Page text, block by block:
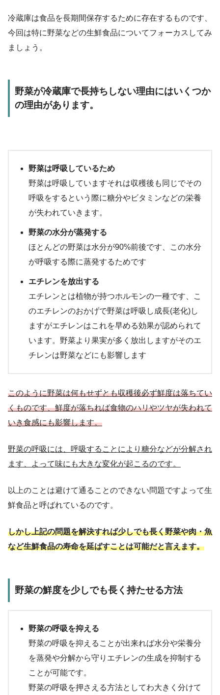
冷蔵庫は食品を長期間保存するために存在するものです、
今回は特に野菜などの生鮮食品についてフォーカスしてみ
ましょう。
野菜が冷蔵庫で長持ちしない理由にはいくつか
の理由があります。
野菜は呼吸しているため
野菜は呼吸していますそれは収穫後も同じでその
呼吸をするという際に糖分やビタミンなどの栄養
が失われていきます。
野菜の水分が蒸発する
ほとんどの野菜は水分が90%前後です、この水分
が呼吸する際に蒸発するためです
エチレンを放出する
エチレンとは植物が持つホルモンの一種です、こ
のエチレンのおかげで野菜は呼吸し成長(老化)し
ますがエチレンはこれを早める効果が認められて
います。野菜より果実が多く放出しますがそのエ
チレンは野菜などにも影響します
このように野菜は何もせずとも収穫後必ず鮮度は落ちてい
くものです、鮮度が落ちれば食物のハリやツヤが失われて
いき食感にも影響します。
野菜の呼吸には、呼吸することにより糖分などが分解され
ます、よって味にも大きな変化が起こるのです。
以上のことは避けて通ることのできない問題ですよって生
鮮食品と呼ばれているのです。
しかし上記の問題を解決すれば少しでも長く野菜や肉・魚
など生鮮食品の寿命を延ばすことは可能だと言えます。
野菜の鮮度を少しでも長く持たせる方法
野菜の呼吸を抑える
野菜の呼吸を抑えることが出来れば水分や栄養分
を蒸発や分解から守りエチレンの生成を抑制する
ことが可能です。
野菜の呼吸を押さえる方法としてわ大きく分けて